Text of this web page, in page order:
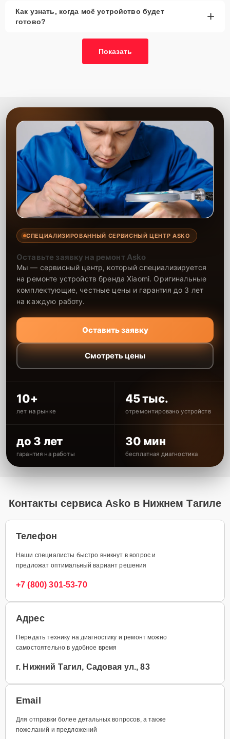
Как узнать, когда моё устройство будет
готово?
+
Показать
СПЕЦИАЛИЗИРОВАННЫЙ СЕРВИСНЫЙ ЦЕНТР ASKO
Оставьте заявку на ремонт Asko
Мы — сервисный центр, который специализируется
на ремонте устройств бренда Xiaomi. Оригинальные
комплектующие, честные цены и гарантия до 3 лет
на каждую работу.
Оставить заявку
Смотреть цены
10+
лет на рынке
45 тыс.
отремонтировано устройств
до 3 лет
гарантия на работы
30 мин
бесплатная диагностика
Контакты сервиса Asko в Нижнем Тагиле
Телефон
Наши специалисты быстро вникнут в вопрос и
предложат оптимальный вариант решения
+7 (800) 301-53-70
Адрес
Передать технику на диагностику и ремонт можно
самостоятельно в удобное время
г. Нижний Тагил, Садовая ул., 83
Email
Для отправки более детальных вопросов, а также
пожеланий и предложений